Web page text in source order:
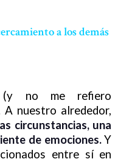
a los demás
(y no me refiero
A nuestro alrededor,
circunstancias, una
de emociones.Y
entre sí en